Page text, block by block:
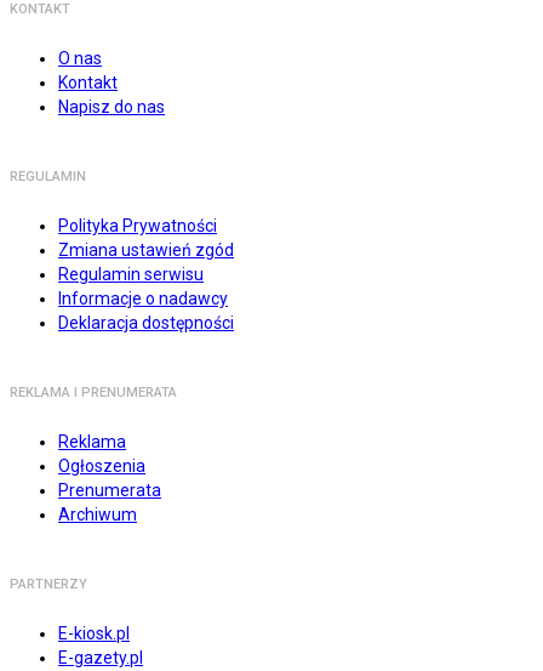
KONTAKT
O nas
Kontakt
Napisz do nas
REGULAMIN
Polityka Prywatności
Zmiana ustawień zgód
Regulamin serwisu
Informacje o nadawcy
Deklaracja dostępności
REKLAMA I PRENUMERATA
Reklama
Ogłoszenia
Prenumerata
Archiwum
PARTNERZY
E-kiosk.pl
E-gazety.pl